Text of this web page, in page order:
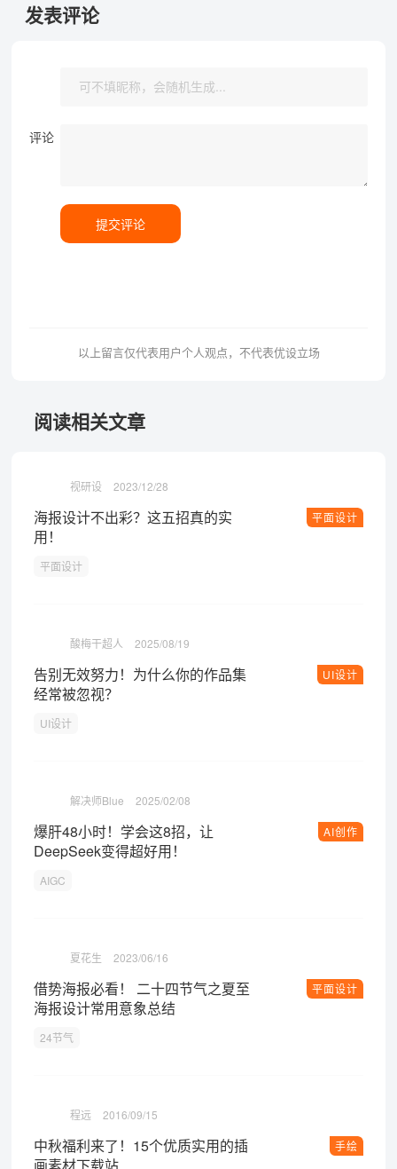
发表评论
评论
提交评论
以上留言仅代表用户个人观点，不代表优设立场
阅读相关文章
视研设 2023/12/28
平面设计
海报设计不出彩？这五招真的实
用！
平面设计
酸梅干超人 2025/08/19
UI设计
告别无效努力！为什么你的作品集
经常被忽视？
UI设计
解决师Blue 2025/02/08
AI创作
爆肝48小时！学会这8招，让
DeepSeek变得超好用！
AIGC
夏花生 2023/06/16
平面设计
借势海报必看！ 二十四节气之夏至
海报设计常用意象总结
24节气
程远 2016/09/15
手绘
中秋福利来了！15个优质实用的插
画素材下载站